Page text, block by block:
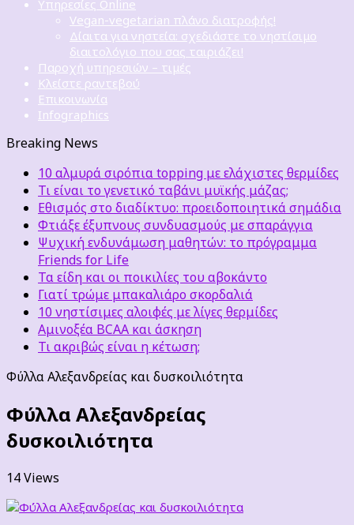
Υπηρεσίες Online
Vegan-vegetarian πλάνο διατροφής!
Δίαιτα για νηστεία: σχεδιάστε το νηστίσιμο
διαιτολόγιο που σας ταιριάζει!
Παροχή υπηρεσιών – τιμές
Κλείστε ραντεβού
Επικοινωνία
Infographics
Breaking News
10 αλμυρά σιρόπια topping με ελάχιστες θερμίδες
Τι είναι το γενετικό ταβάνι μυϊκής μάζας;
Εθισμός στο διαδίκτυο: προειδοποιητικά σημάδια
Φτιάξε έξυπνους συνδυασμούς με σπαράγγια
Ψυχική ενδυνάμωση μαθητών: το πρόγραμμα
Friends for Life
Τα είδη και οι ποικιλίες του αβοκάντο
Γιατί τρώμε μπακαλιάρο σκορδαλιά
10 νηστίσιμες αλοιφές με λίγες θερμίδες
Αμινοξέα BCAA και άσκηση
Τι ακριβώς είναι η κέτωση;
Φύλλα Αλεξανδρείας και δυσκοιλιότητα
Φύλλα Αλεξανδρείας
δυσκοιλιότητα
14 Views